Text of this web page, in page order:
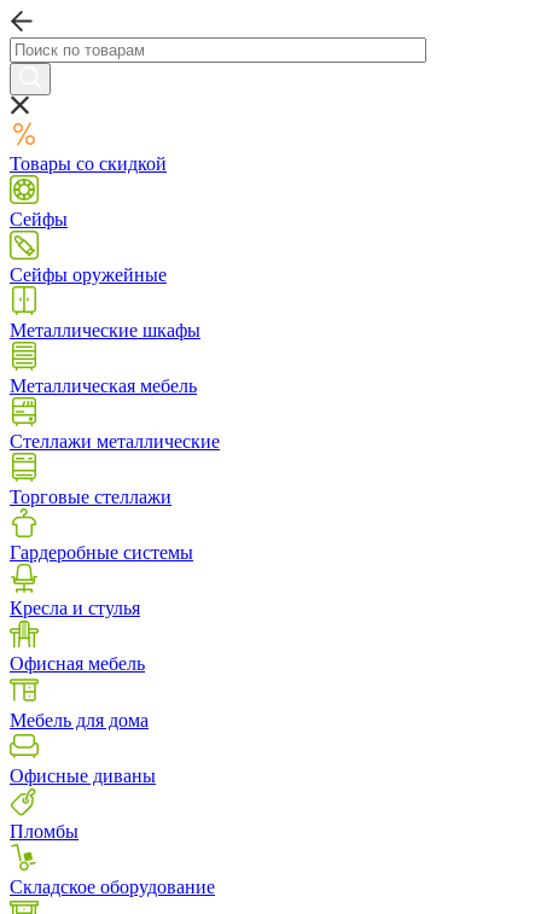
Товары со скидкой
Сейфы
Сейфы оружейные
Металлические шкафы
Металлическая мебель
Стеллажи металлические
Торговые стеллажи
Гардеробные системы
Кресла и стулья
Офисная мебель
Мебель для дома
Офисные диваны
Пломбы
Складское оборудование